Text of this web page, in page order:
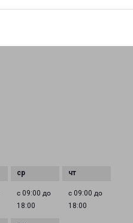
с 09:00 до
18:00
с 09:00 до
18:00